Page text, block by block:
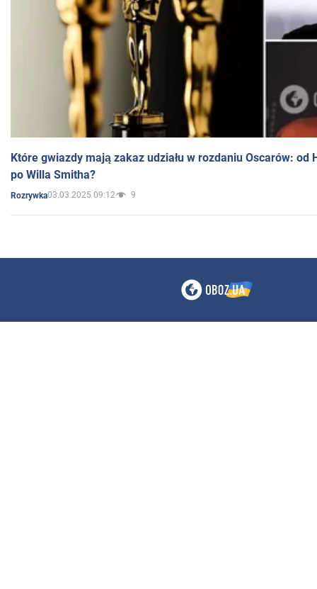
Które gwiazdy mają zakaz udziału w rozdaniu Oscarów: od
po Willa Smitha?
Rozrywka03.03.2025 09:12 9